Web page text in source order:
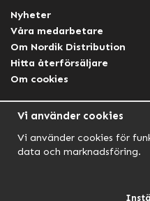
Nyheter
Våra medarbetare
Om Nordik Distribution
Hitta återförsäljare
Om cookies
Facebook Lightforce
Vi använder cookies
Vi använder cookies för
data och marknadsföring.